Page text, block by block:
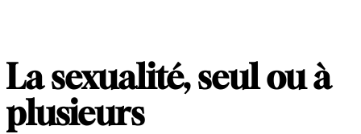
La sexualité, seul ou à
plusieurs